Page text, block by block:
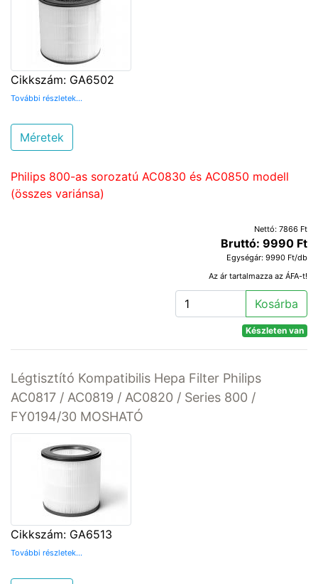
Cikkszám: GA6502
További részletek...
Méretek
Philips 800-as sorozatú AC0830 és AC0850 modell
(összes variánsa)
Nettó: 7866 Ft
Bruttó: 9990 Ft
Egységár: 9990 Ft/db
Az ár tartalmazza az ÁFA-t!
Kosárba
Készleten van
Légtisztító Kompatibilis Hepa Filter Philips
AC0817 / AC0819 / AC0820 / Series 800 /
FY0194/30 MOSHATÓ
Cikkszám: GA6513
További részletek...